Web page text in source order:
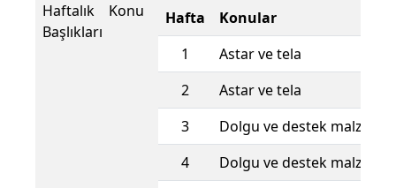
Haftalık Konu
Başlıkları
Hafta
Konular
1
Astar ve tela
2
Astar ve tela
3
Dolgu ve destek
4
Dolgu ve destek